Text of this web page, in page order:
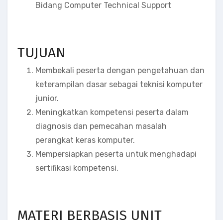
Bidang Computer Technical Support
TUJUAN
Membekali peserta dengan pengetahuan dan
keterampilan dasar sebagai teknisi komputer
junior.
Meningkatkan kompetensi peserta dalam
diagnosis dan pemecahan masalah
perangkat keras komputer.
Mempersiapkan peserta untuk menghadapi
sertifikasi kompetensi.
MATERI BERBASIS UNIT